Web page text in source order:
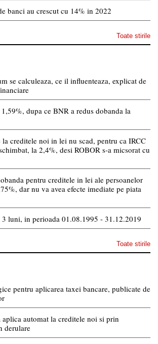
banci au crescut cu 14% in 2022
Toate stirile
se calculeaza, ce il influenteaza, explicat de
dupa ce BNR a redus dobanda la
creditele noi in lei nu scad, pentru ca IRCC
la 2,4%, desi ROBOR s-a micsorat cu
pentru creditele in lei ale persoanelor
dar nu va avea efecte imediate pe piata
luni, in perioada 01.08.1995 - 31.12.2019
Toate stirile
pentru aplicarea taxei bancare, publicate de
automat la creditele noi si prin
derulare